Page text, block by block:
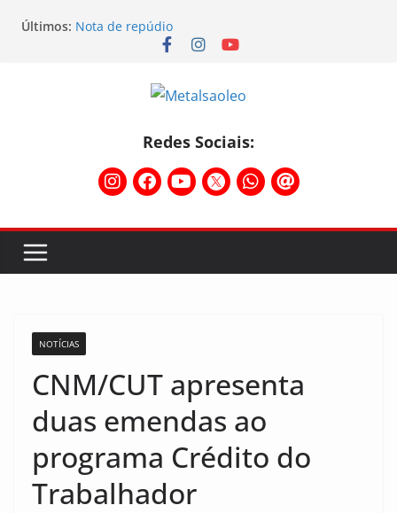
Últimos: Nota de repúdio
Conselho Diretivo da CNM/CUT debate indústria e
Physioclinic: parceira do Sindicato
Assembleia na Taurus – Campanha salarial
Assembleia na Taurus fortalece campanha
salarial e mostra a força da categoria que exige
reajuste
Redes Sociais:
NOTÍCIAS
CNM/CUT apresenta
duas emendas ao
programa Crédito do
Trabalhador